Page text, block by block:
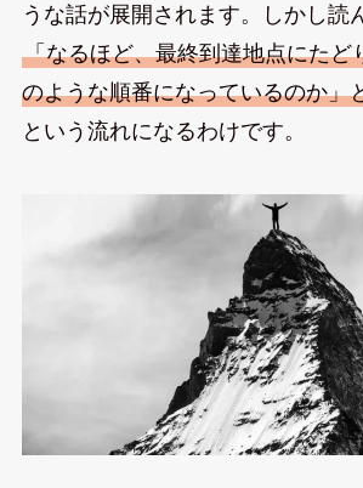
うな話が展開されます。しかし読
「なるほど、最終到達地点にたど
のような順番になっているのか」
という流れになるわけです。